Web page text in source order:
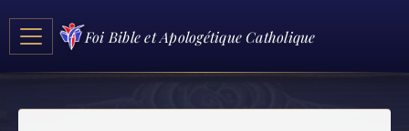
Foi Bible et Apologétique Catholique